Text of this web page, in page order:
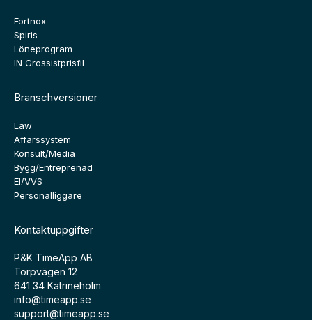
Fortnox
Spiris
Löneprogram
IN Grossistprisfil
Branschversioner
Law
Affärssystem
Konsult/Media
Bygg/Entreprenad
El/VVS
Personalliggare
Kontaktuppgifter
P&K TimeApp AB
Torpvägen 12
641 34 Katrineholm
info@timeapp.se
support@timeapp.se